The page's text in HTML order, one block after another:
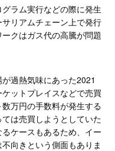
ラム実行などの際に発生
リアムチェーン上で発行
クはガス代の高騰が問題
過熱気味にあった2021
ットプレイスなどで売買
万円の手数料が発生する
は売買しようとしていた
ケースもあるため、イー
向きという側面もありま